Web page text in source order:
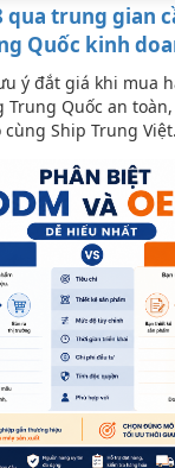
qua trung gian
Quốc kinh
ý đắt giá khi mua
Quốc an
Ship Trung Việt.